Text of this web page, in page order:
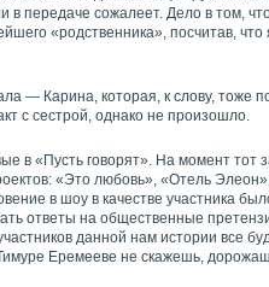
передаче сожалеет. Дело в том,
«родственника», посчитав, что
— Карина, которая, к слову, тоже
с сестрой, однако не произошло.
в «Пусть говорят». На момент тот
«Это любовь», «Отель
в шоу в качестве участника
ответы на общественные
данной нам истории все
Тимуре Еремееве не скажешь,